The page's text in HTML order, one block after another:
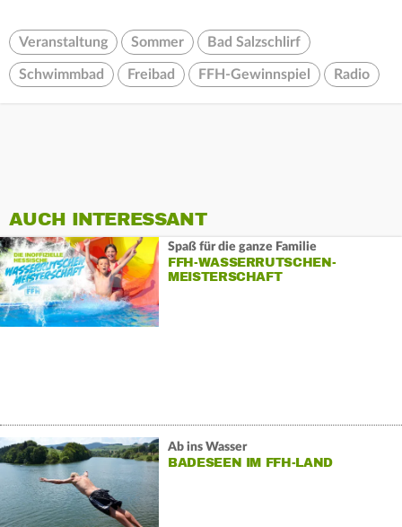
Veranstaltung Sommer Bad Salzschlirf
Schwimmbad Freibad FFH-Gewinnspiel Radio
AUCH INTERESSANT
Spaß für die ganze Familie
FFH-WASSERRUTSCHEN-
MEISTERSCHAFT
Ab ins Wasser
BADESEEN IM FFH-LAND